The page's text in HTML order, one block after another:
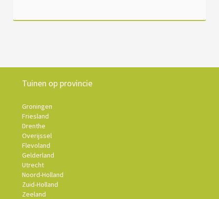
Tuinen op provincie
Groningen
Friesland
Drenthe
Overijssel
Flevoland
Gelderland
Utrecht
Noord-Holland
Zuid-Holland
Zeeland